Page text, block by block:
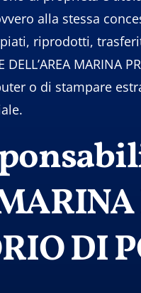
alla stessa
riprodotti,
MARINA
o di stampare
DI